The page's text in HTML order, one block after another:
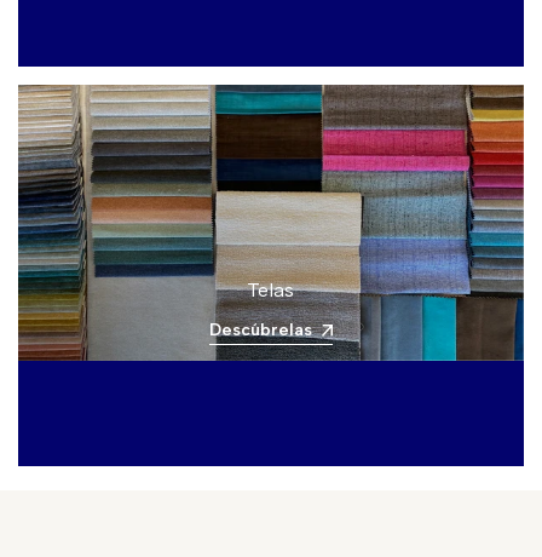
Telas
Descúbrelas